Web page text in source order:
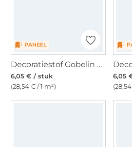
PANEEL
Decoratiestof Gobelin paneel Panel Peacock, 46 x 46 cm
6,05 € / stuk
(28,54 € / 1 m²)
6,05